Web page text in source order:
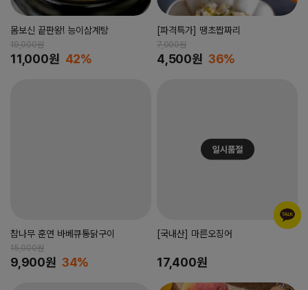
몸보신 끝판왕! 능이삼계탕
19,000원
11,000원 42%
[파격특가] 땡초짭짜리
7,000원
4,500원 36%
참나무 훈연 바베큐통닭구이
15,000원
9,900원 34%
[국내산] 마른오징어
17,400원